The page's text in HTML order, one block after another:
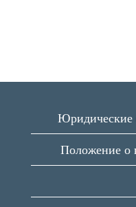
Юридические
Положение о